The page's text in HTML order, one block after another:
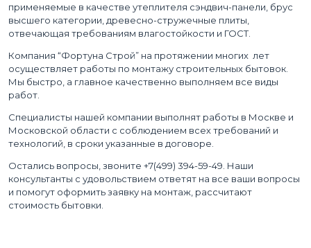
применяемые в качестве утеплителя сэндвич-панели, брус
высшего категории, древесно-стружечные плиты,
отвечающая требованиям влагостойкости и ГОСТ.
Компания “Фортуна Строй” на протяжении многих лет
осуществляет работы по монтажу строительных бытовок.
Мы быстро, а главное качественно выполняем все виды
работ.
Специалисты нашей компании выполнят работы в Москве и
Московской области с соблюдением всех требований и
технологий, в сроки указанные в договоре.
Остались вопросы, звоните +7(499) 394-59-49. Наши
консультанты с удовольствием ответят на все ваши вопросы
и помогут оформить заявку на монтаж, рассчитают
стоимость бытовки.